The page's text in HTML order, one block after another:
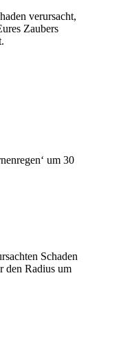
verursacht,
Zaubers
um 30
Schaden
den Radius um